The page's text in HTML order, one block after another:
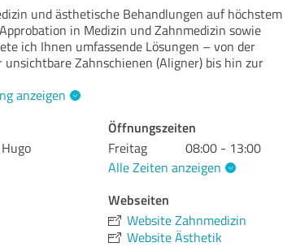
und ästhetische Behandlungen auf höchstem
in Medizin und Zahnmedizin sowie
ich Ihnen umfassende Lösungen – von der
unsichtbare Zahnschienen (Aligner) bis hin zur
anzeigen
Öffnungszeiten
Freitag
08:00 - 13:00
Alle Zeiten anzeigen
Webseiten
Website Zahnmedizin
Website Ästhetik